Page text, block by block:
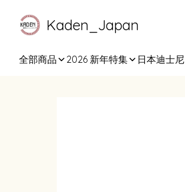
Kaden_Japan
全部商品 2026 新年特集 日本迪士尼